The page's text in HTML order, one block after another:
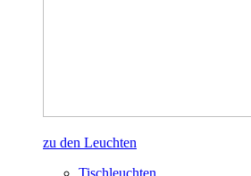
zu den Leuchten
Tischleuchten